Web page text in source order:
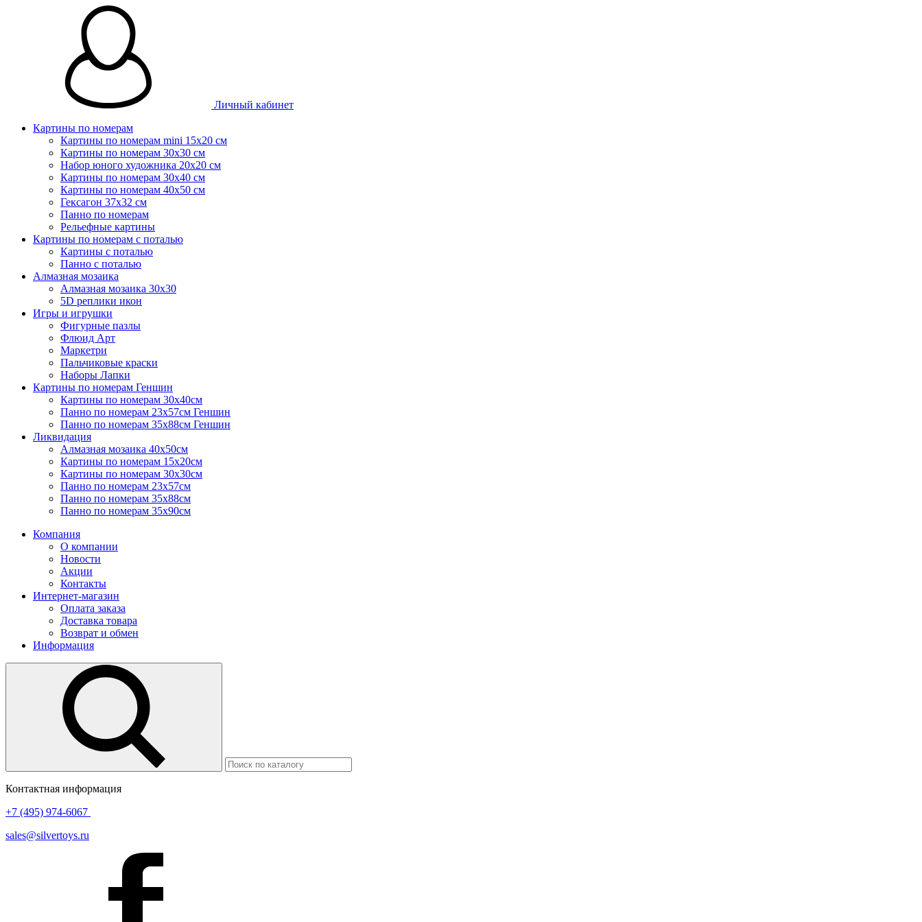
Личный кабинет
Картины по номерам
Картины по номерам mini 15х20 см
Картины по номерам 30x30 см
Набор юного художника 20х20 см
Картины по номерам 30х40 см
Картины по номерам 40х50 см
Гексагон 37х32 см
Панно по номерам
Рельефные картины
Картины по номерам с поталью
Картины с поталью
Панно с поталью
Алмазная мозаика
Алмазная мозаика 30х30
5D реплики икон
Игры и игрушки
Фигурные пазлы
Флюид Арт
Маркетри
Пальчиковые краски
Наборы Лапки
Картины по номерам Геншин
Картины по номерам 30х40см
Панно по номерам 23х57см Геншин
Панно по номерам 35х88см Геншин
Ликвидация
Алмазная мозаика 40х50см
Картины по номерам 15х20см
Картины по номерам 30х30см
Панно по номерам 23х57см
Панно по номерам 35х88см
Панно по номерам 35х90см
Компания
О компании
Новости
Акции
Контакты
Интернет-магазин
Оплата заказа
Доставка товара
Возврат и обмен
Информация
Контактная информация
+7 (495) 974-6067
sales@silvertoys.ru